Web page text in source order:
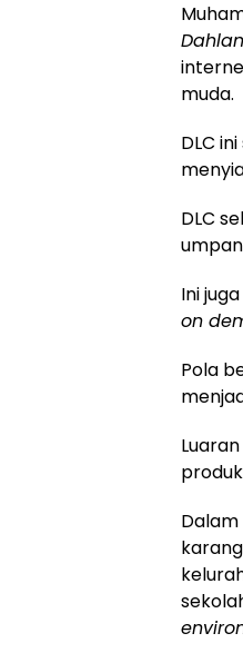
muda.
DLC
DLC
Ini
on
Pola